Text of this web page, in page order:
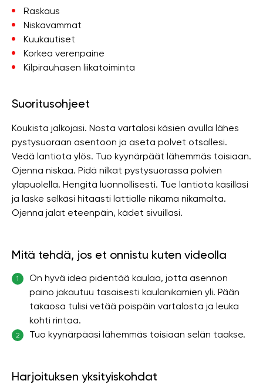
Raskaus
Niskavammat
Kuukautiset
Korkea verenpaine
Kilpirauhasen liikatoiminta
Suoritusohjeet
Koukista jalkojasi. Nosta vartalosi käsien avulla lähes
pystysuoraan asentoon ja aseta polvet otsallesi.
Vedä lantiota ylös. Tuo kyynärpäät lähemmäs toisiaan.
Ojenna niskaa. Pidä nilkat pystysuorassa polvien
yläpuolella. Hengitä luonnollisesti. Tue lantiota käsilläsi
ja laske selkäsi hitaasti lattialle nikama nikamalta.
Ojenna jalat eteenpäin, kädet sivuillasi.
Mitä tehdä, jos et onnistu kuten videolla
1
On hyvä idea pidentää kaulaa, jotta asennon
paino jakautuu tasaisesti kaulanikamien yli. Pään
takaosa tulisi vetää poispäin vartalosta ja leuka
kohti rintaa.
2 Tuo kyynärpääsi lähemmäs toisiaan selän taakse.
Harjoituksen yksityiskohdat